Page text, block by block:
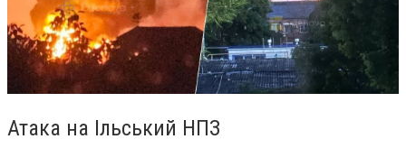
Атака на Ільський НПЗ